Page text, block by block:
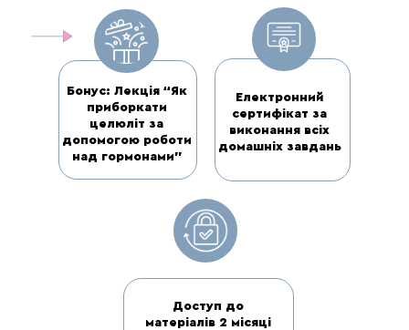
Доступ до
матеріалів 2 місяці
Електронний
сертифікат за
виконання всіх
домашніх завдань
Бонус: Лекція “Як
приборкати
целюліт за
допомогою роботи
над гормонами”